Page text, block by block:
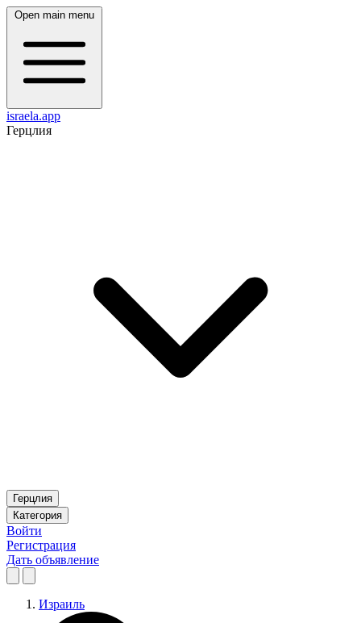
Open main menu
israela.app
Герцлия
Герцлия
Категория
Войти
Регистрация
Дать объявление
Израиль